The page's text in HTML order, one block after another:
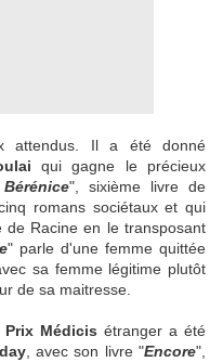
attendus. Il a été donné
qui gagne le précieux
", sixième livre de
romans sociétaux et qui
Racine en le transposant
" parle d'une femme quittée
sa femme légitime plutôt
de sa maitresse.
Prix Médicis étranger a été
, avec son livre "Encore",